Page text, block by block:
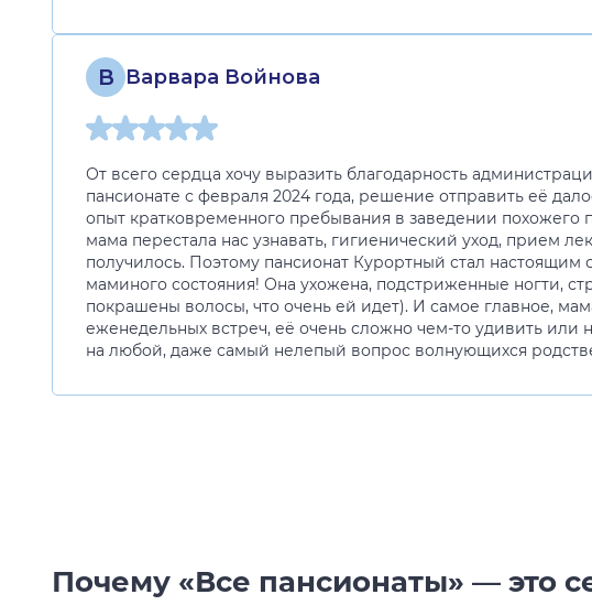
В Варвара Войнова
От всего сердца хочу выразить благодарность
пансионате с февраля 2024 года, решение отправить её
опыт кратковременного пребывания в заведении
мама перестала нас узнавать, гигиенический уход, прием
получилось. Поэтому пансионат Курортный стал
маминого состояния! Она ухожена, подстриженные ногти,
покрашены волосы, что очень ей идет). И самое главное,
еженедельных встреч, её очень сложно чем-то удивить или
на любой, даже самый нелепый вопрос волнующихся
Почему «Все пансионаты» — это